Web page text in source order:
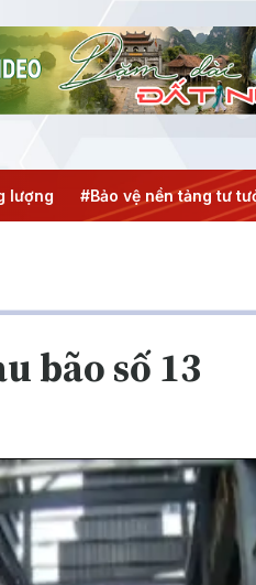
vệ nền tảng tư tưởng của Đảng
bão số 13